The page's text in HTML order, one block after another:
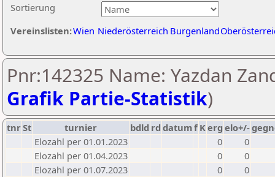
Sortierung
Vereinslisten:Wien Niederösterreich Burgenland
Pnr:142325 Name: Yazdan
Grafik Partie-Statistik)
tnrSt turnier bdld rd datumf Kerg elo+/-
Elozahl per 01.01.2023
0
0
Elozahl per 01.04.2023
0
0
Elozahl per 01.07.2023
0
0